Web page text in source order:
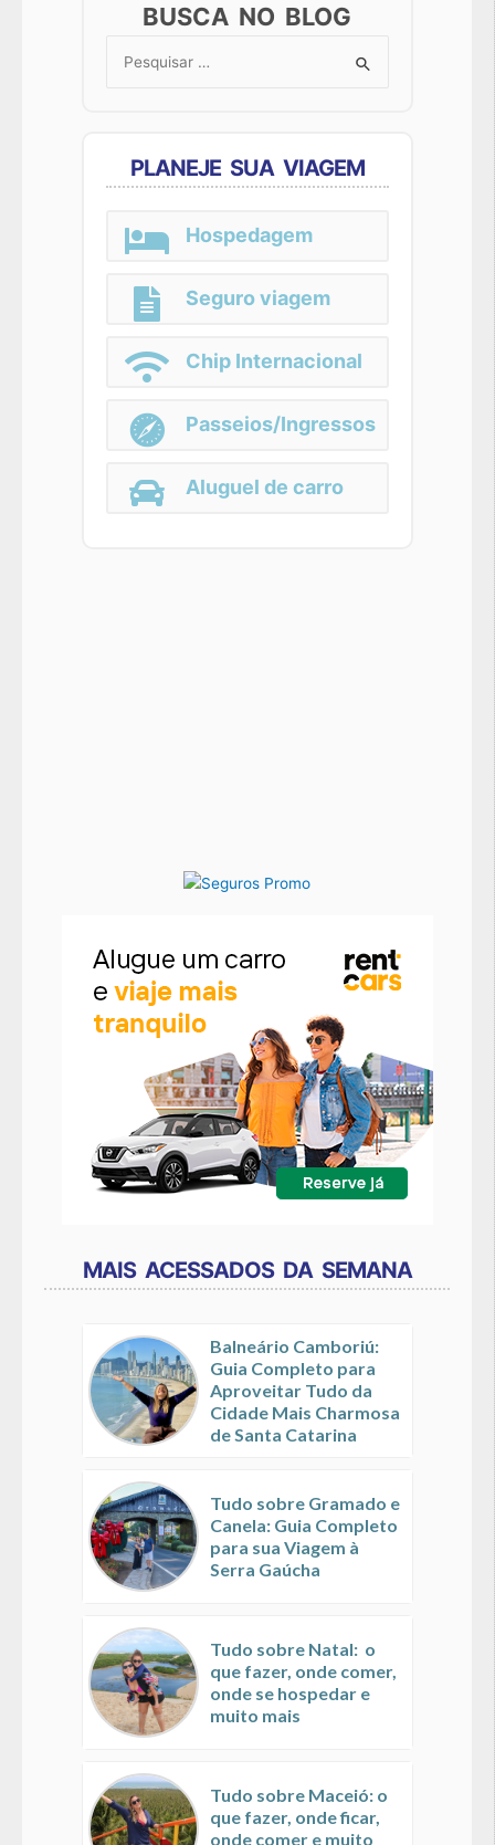
BUSCA NO BLOG
Search
PLANEJE SUA VIAGEM
Hospedagem
Seguro viagem
Chip Internacional
Passeios/Ingressos
Aluguel de carro
MAIS ACESSADOS DA SEMANA
Balneário Camboriú:
Guia Completo para
Aproveitar Tudo da
Cidade Mais Charmosa
de Santa Catarina
Tudo sobre Gramado e
Canela: Guia Completo
para sua Viagem à
Serra Gaúcha
Tudo sobre Natal: o
que fazer, onde comer,
onde se hospedar e
muito mais
Tudo sobre Maceió: o
que fazer, onde ficar,
onde comer e muito